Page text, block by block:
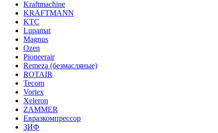
Kraftmachine
KRAFTMANN
KTC
Lupamat
Magnus
Ozen
Pioneerair
Remeza (безмасляные)
ROTAIR
Tecom
Vortex
Xeleron
ZAMMER
Евразкомпрессор
ЗИФ